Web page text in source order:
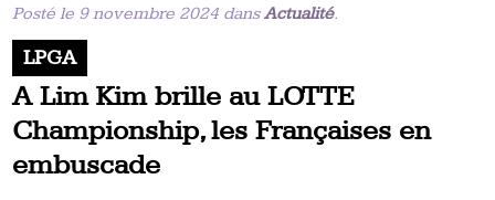
Posté le 9 novembre 2024 dansActualité.
LPGA
A Lim Kim brille au LOTTE
Championship, les Françaises en
embuscade